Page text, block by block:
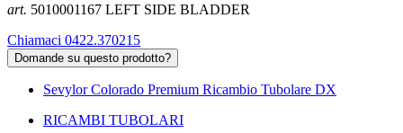
art. 5010001167 LEFT SIDE BLADDER
Chiamaci 0422.370215
Domande su questo prodotto?
Sevylor Colorado Premium Ricambio Tubolare DX
RICAMBI TUBOLARI